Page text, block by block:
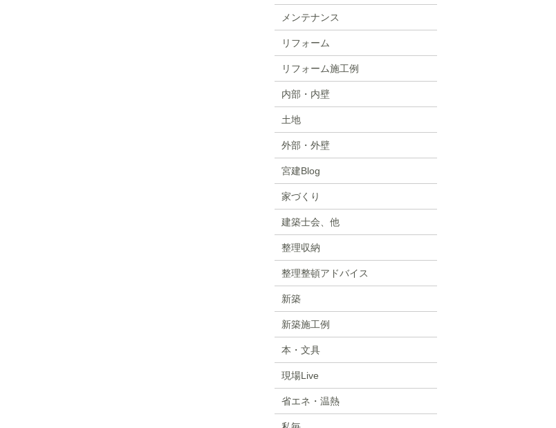
メンテナンス
リフォーム
リフォーム施工例
内部・内壁
土地
外部・外壁
宮建Blog
家づくり
建築士会、他
整理収納
整理整頓アドバイス
新築
新築施工例
本・文具
現場Live
省エネ・温熱